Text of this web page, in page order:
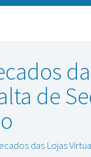
de
das Lojas